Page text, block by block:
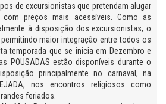
de excursionistas que pretendam alugar
preços mais acessíveis. Como as
à disposição dos excursionistas, o
maior integração entre todos os
temporada que se inicia em Dezembro e
POUSADAS estão disponíveis durante o
principalmente no carnaval, na
nos encontros religiosos como
feriados.